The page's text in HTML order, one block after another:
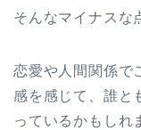
そんなマイナスな
恋愛や人間関係で
感を感じて、誰と
っているかもしれ